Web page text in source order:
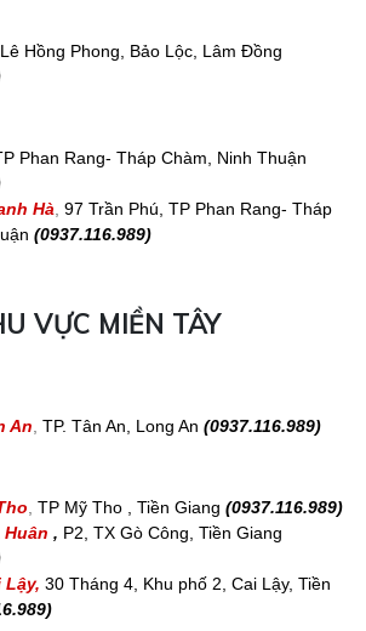
Hồng Phong, Bảo Lộc, Lâm Đồng
Phan Rang- Tháp Chàm, Ninh Thuận
Hà 97 Trần Phú, TP Phan Rang- Tháp
(0937.116.989)
VỰC MIỀN TÂY
An TP. Tân An, Long An (0937.116.989)
TP Mỹ Tho , Tiền Giang (0937.116.989)
Huân , P2, TX Gò Công, Tiền Giang
Lậy, 30 Tháng 4, Khu phố 2, Cai Lậy, Tiền